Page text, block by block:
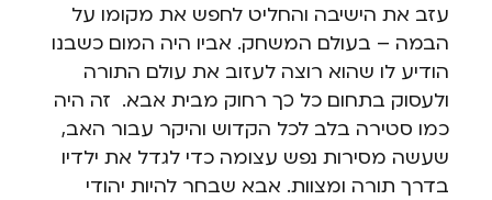
עזב את הישיבה והחליט לחפש את מקומו על
הבמה – בעולם המשחק. אביו היה המום כשבנו
הודיע לו שהוא רוצה לעזוב את עולם התורה
ולעסוק בתחום כל כך רחוק מבית אבא. זה היה
כמו סטירה בלב לכל הקדוש והיקר עבור האב,
שעשה מסירות נפש עצומה כדי לגדל את ילדיו
בדרך תורה ומצוות. אבא שבחר להיות יהודי